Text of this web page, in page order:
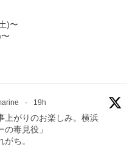
)〜
· 19h
上がりのお楽しみ。横浜
毒見役」
ち。